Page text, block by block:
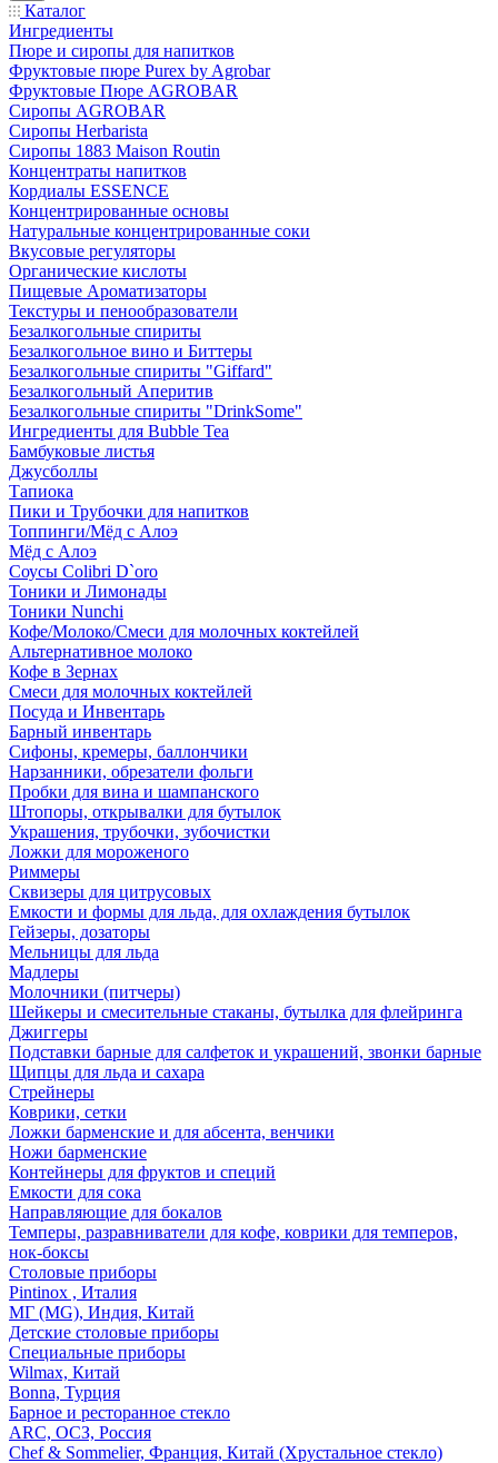
Каталог
Ингредиенты
Пюре и сиропы для напитков
Фруктовые пюре Purex by Agrobar
Фруктовые Пюре AGROBAR
Сиропы AGROBAR
Сиропы Herbarista
Сиропы 1883 Maison Routin
Концентраты напитков
Кордиалы ESSENCE
Концентрированные основы
Натуральные концентрированные соки
Вкусовые регуляторы
Органические кислоты
Пищевые Ароматизаторы
Текстуры и пенообразователи
Безалкогольные спириты
Безалкогольное вино и Биттеры
Безалкогольные спириты "Giffard"
Безалкогольный Аперитив
Безалкогольные спириты "DrinkSome"
Ингредиенты для Bubble Tea
Бамбуковые листья
Джусболлы
Тапиока
Пики и Трубочки для напитков
Топпинги/Мёд с Алоэ
Мёд с Алоэ
Соусы Colibri D`oro
Тоники и Лимонады
Тоники Nunchi
Кофе/Молоко/Смеси для молочных коктейлей
Альтернативное молоко
Кофе в Зернах
Смеси для молочных коктейлей
Посуда и Инвентарь
Барный инвентарь
Сифоны, кремеры, баллончики
Нарзанники, обрезатели фольги
Пробки для вина и шампанского
Штопоры, открывалки для бутылок
Украшения, трубочки, зубочистки
Ложки для мороженого
Риммеры
Сквизеры для цитрусовых
Емкости и формы для льда, для охлаждения бутылок
Гейзеры, дозаторы
Мельницы для льда
Мадлеры
Молочники (питчеры)
Шейкеры и смесительные стаканы, бутылка для флейринга
Джиггеры
Подставки барные для салфеток и украшений, звонки барные
Щипцы для льда и сахара
Стрейнеры
Коврики, сетки
Ложки барменские и для абсента, венчики
Ножи барменские
Контейнеры для фруктов и специй
Емкости для сока
Направляющие для бокалов
Темперы, разравниватели для кофе, коврики для темперов,
нок-боксы
Столовые приборы
Pintinox , Италия
МГ (MG), Индия, Китай
Детские столовые приборы
Специальные приборы
Wilmax, Китай
Bonna, Турция
Барное и ресторанное стекло
ARC, ОСЗ, Россия
Chef & Sommelier, Франция, Китай (Хрустальное стекло)